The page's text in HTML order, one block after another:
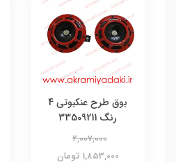
بوق طرح عنکبوتی 4
رنگ 33509211
2,007,000
1,853,000 تومان